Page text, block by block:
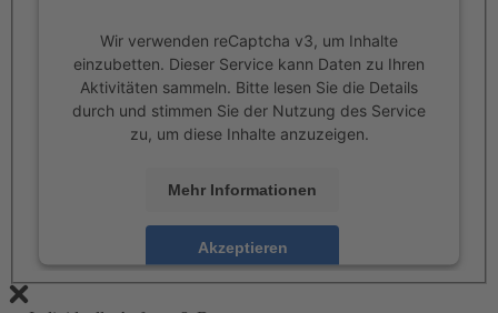
Wir verwenden reCaptcha v3, um Inhalte
einzubetten. Dieser Service kann Daten zu Ihren
Aktivitäten sammeln. Bitte lesen Sie die Details
durch und stimmen Sie der Nutzung des Service
zu, um diese Inhalte anzuzeigen.
Mehr Informationen
Akzeptieren
powered byUsercentrics Consent Management